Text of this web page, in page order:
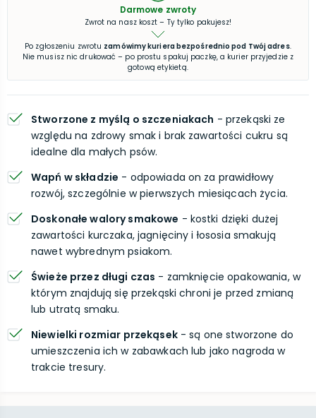
Darmowe zwroty
Zwrot na nasz koszt – Ty tylko pakujesz!
Po zgłoszeniu zwrotu zamówimy kuriera bezpośrednio pod Twój adres.
Nie musisz nic drukować – po prostu spakuj paczkę, a kurier przyjedzie z
gotową etykietą.
Stworzone z myślą o szczeniakach - przekąski ze
względu na zdrowy smak i brak zawartości cukru są
idealne dla małych psów.
Wapń w składzie - odpowiada on za prawidłowy
rozwój, szczególnie w pierwszych miesiącach życia.
Doskonałe walory smakowe - kostki dzięki dużej
zawartości kurczaka, jagnięciny i łososia smakują
nawet wybrednym psiakom.
Świeże przez długi czas - zamknięcie opakowania, w
którym znajdują się przekąski chroni je przed zmianą
lub utratą smaku.
Niewielki rozmiar przekąsek- są one stworzone do
umieszczenia ich w zabawkach lub jako nagroda w
trakcie tresury.